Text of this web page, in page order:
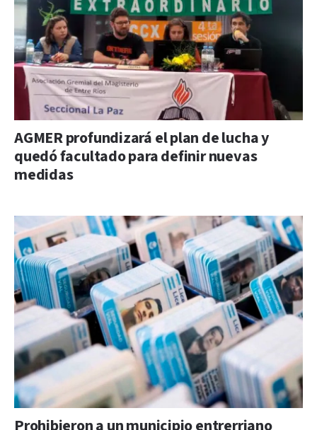
AGMER profundizará el plan de lucha y
quedó facultado para definir nuevas
medidas